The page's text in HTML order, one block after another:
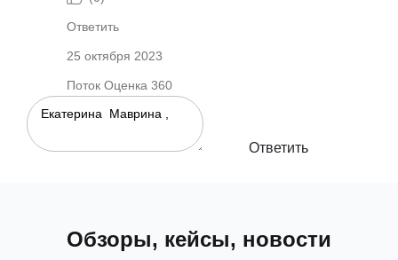
Ответить
25 октября 2023
Поток Оценка 360
Ответить
Обзоры, кейсы, новости